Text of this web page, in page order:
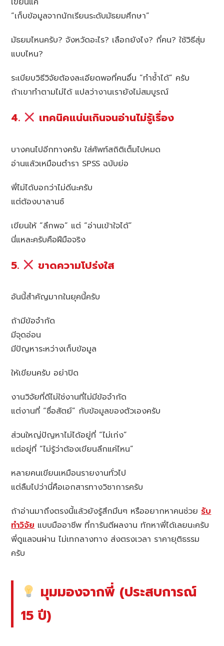
“เก็บข้อมูลจากนักเรียนระดับมัธยมศึกษา”
มัธยมไหนครับ? จังหวัดอะไร? เลือกยังไง? กี่คน? ใช้วิธีสุ่ม
แบบไหน?
ระเบียบวิธีวิจัยต้องละเอียดพอที่คนอื่น “ทำซ้ำได้” ครับ
ถ้าเขาทำตามไม่ได้ แปลว่างานเรายังไม่สมบูรณ์
4. เทคนิคแน่นเกินจนอ่านไม่รู้เรื่อง
บางคนไปอีกทางครับ ใส่ศัพท์สถิติเต็มไปหมด
อ่านแล้วเหมือนตำรา SPSS ฉบับย่อ
พี่ไม่ได้บอกว่าไม่ดีนะครับ
แต่ต้องบาลานซ์
เขียนให้ “ลึกพอ” แต่ “อ่านเข้าใจได้”
นี่แหละครับคือฝีมือจริง
5. ขาดความโปร่งใส
อันนี้สำคัญมากในยุคนี้ครับ
ถ้ามีข้อจำกัด
มีจุดอ่อน
มีปัญหาระหว่างเก็บข้อมูล
ให้เขียนครับ อย่าปิด
งานวิจัยที่ดีไม่ใช่งานที่ไม่มีข้อจำกัด
แต่งานที่ “ซื่อสัตย์” กับข้อมูลของตัวเองครับ
ส่วนใหญ่ปัญหาไม่ได้อยู่ที่ “ไม่เก่ง”
แต่อยู่ที่ “ไม่รู้ว่าต้องเขียนลึกแค่ไหน”
หลายคนเขียนเหมือนรายงานทั่วไป
แต่ลืมไปว่านี่คือเอกสารทางวิชาการครับ
ถ้าอ่านมาถึงตรงนี้แล้วยังรู้สึกมึนๆ หรืออยากหาคนช่วยรับ
ทำวิจัยแบบมืออาชีพ ที่การันตีผลงาน ทักหาพี่ได้เลยนะครับ
พี่ดูแลจนผ่าน ไม่เทกลางทาง ส่งตรงเวลา ราคายุติธรรม
ครับ
มุมมองจากพี่ (ประสบการณ์
15 ปี)